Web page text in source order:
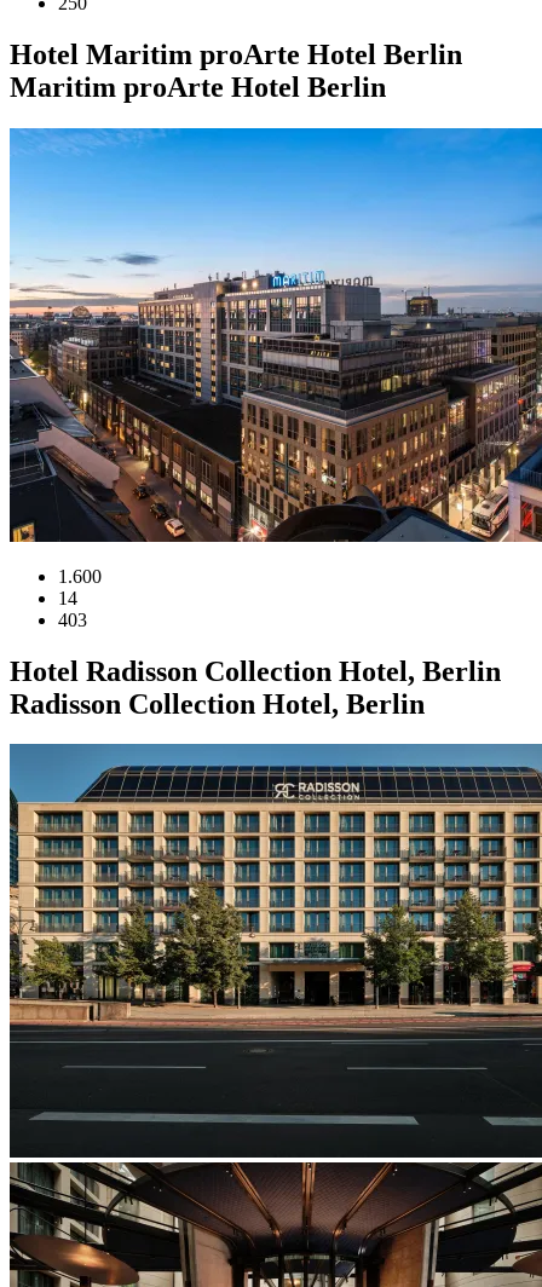
Hotel Maritim proArte Hotel Berlin
Maritim proArte Hotel Berlin
1.600
14
403
Hotel Radisson Collection Hotel, Berlin
Radisson Collection Hotel, Berlin